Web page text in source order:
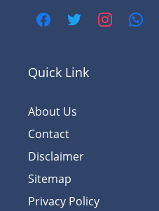
Quick Link
About Us
Contact
Disclaimer
Sitemap
Privacy Policy